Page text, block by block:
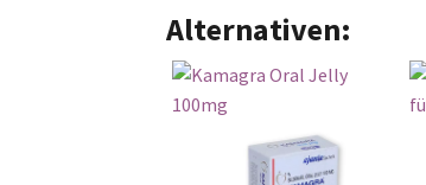
Alternativen: